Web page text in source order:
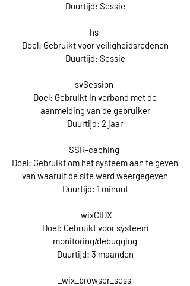
Duurtijd: Sessie
hs
Doel: Gebruikt voor veiligheidsredenen
Duurtijd: Sessie
svSession
Doel: Gebruikt in verband met de
aanmelding van de gebruiker
Duurtijd: 2 jaar
SSR-caching
Doel: Gebruikt om het systeem aan te geven
van waaruit de site werd weergegeven
Duurtijd: 1 minuut
_wixCIDX
Doel: Gebruikt voor systeem
monitoring/debugging
Duurtijd: 3 maanden
_wix_browser_sess